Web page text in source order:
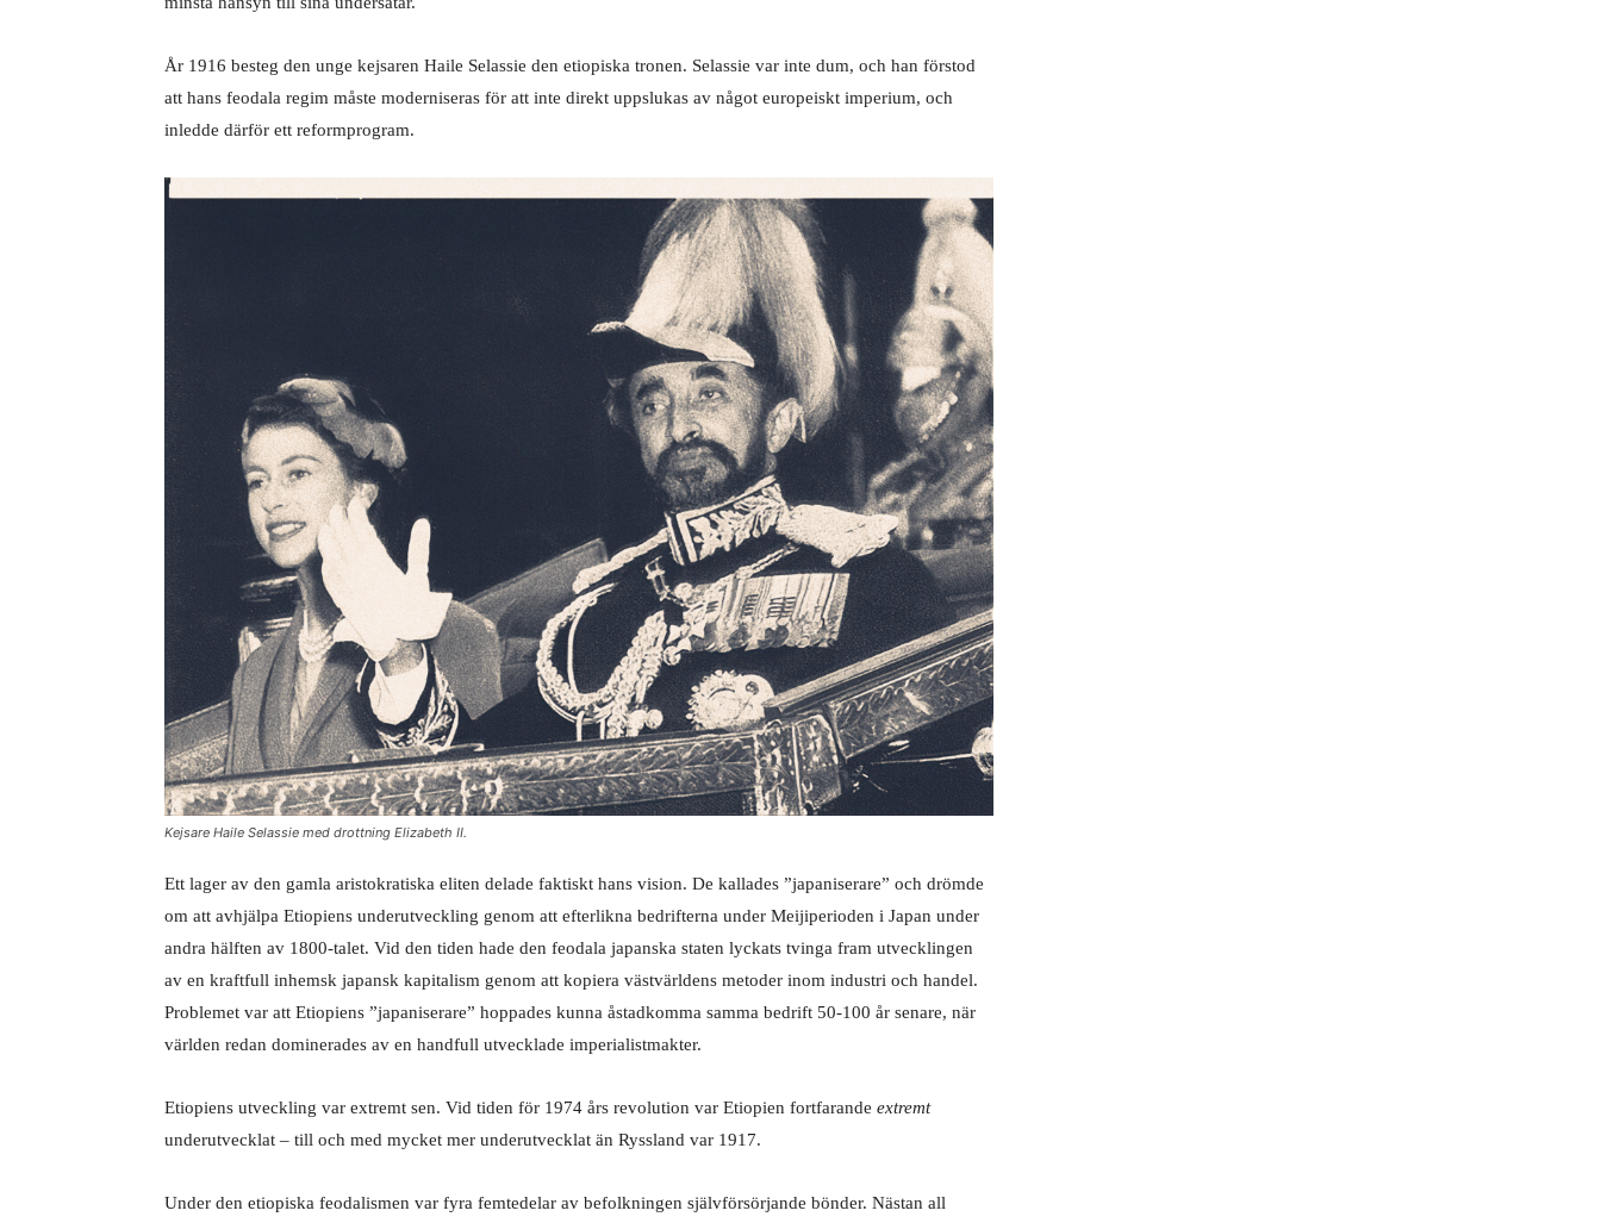
År 1916 besteg den unge kejsaren Haile Selassie den etiopiska tronen. Selassie var inte dum, och han förstod
att hans feodala regim måste moderniseras för att inte direkt uppslukas av något europeiskt imperium, och
inledde därför ett reformprogram.
Kejsare Haile Selassie med drottning Elizabeth II.
Ett lager av den gamla aristokratiska eliten delade faktiskt hans vision. De kallades ”japaniserare” och drömde
om att avhjälpa Etiopiens underutveckling genom att efterlikna bedrifterna under Meijiperioden i Japan under
andra hälften av 1800-talet. Vid den tiden hade den feodala japanska staten lyckats tvinga fram utvecklingen
av en kraftfull inhemsk japansk kapitalism genom att kopiera västvärldens metoder inom industri och handel.
Problemet var att Etiopiens ”japaniserare” hoppades kunna åstadkomma samma bedrift 50-100 år senare, när
världen redan dominerades av en handfull utvecklade imperialistmakter.
Etiopiens utveckling var extremt sen. Vid tiden för 1974 års revolution var Etiopien fortfarande extremt
underutvecklat – till och med mycket mer underutvecklat än Ryssland var 1917.
Under den etiopiska feodalismen var fyra femtedelar av befolkningen självförsörjande bönder. Nästan all